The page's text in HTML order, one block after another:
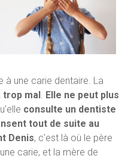
à une carie dentaire. La
trop mal. Elle ne peut plus
consulte un dentiste
tout de suite au
Denis, c'est là où le père
une carie, et la mère de